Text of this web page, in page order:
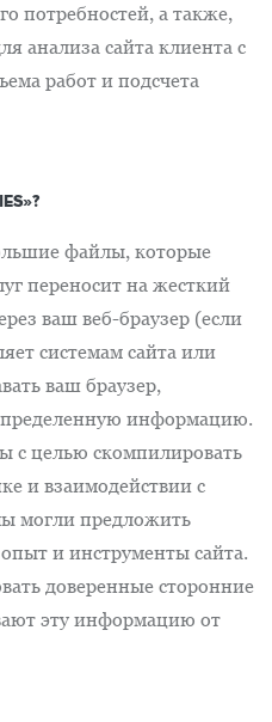
потребностей, а также,
анализа сайта клиента с
работ и подсчета
файлы, которые
переносит на жесткий
ваш веб-браузер (если
системам сайта или
ваш браузер,
информацию.
с целью скомпилировать
и взаимодействии с
могли предложить
и инструменты сайта.
доверенные сторонние
эту информацию от